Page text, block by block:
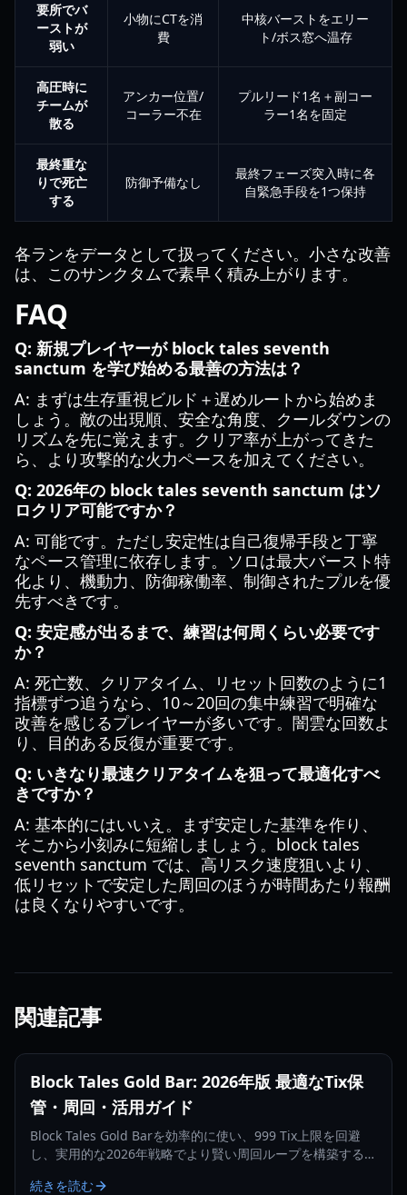
要所でバ
ーストが
弱い
小物にCTを消
費
中核バーストをエリー
ト/ボス窓へ温存
高圧時に
チームが
散る
アンカー位置/
コーラー不在
プルリード1名＋副コー
ラー1名を固定
最終重な
りで死亡
する
防御予備なし
最終フェーズ突入時に各
自緊急手段を1つ保持
各ランをデータとして扱ってください。小さな改善
は、このサンクタムで素早く積み上がります。
FAQ
Q: 新規プレイヤーが block tales seventh
sanctum を学び始める最善の方法は？
A: まずは生存重視ビルド＋遅めルートから始めま
しょう。敵の出現順、安全な角度、クールダウンの
リズムを先に覚えます。クリア率が上がってきた
ら、より攻撃的な火力ペースを加えてください。
Q: 2026年の block tales seventh sanctum はソ
ロクリア可能ですか？
A: 可能です。ただし安定性は自己復帰手段と丁寧
なペース管理に依存します。ソロは最大バースト特
化より、機動力、防御稼働率、制御されたプルを優
先すべきです。
Q: 安定感が出るまで、練習は何周くらい必要です
か？
A: 死亡数、クリアタイム、リセット回数のように1
指標ずつ追うなら、10～20回の集中練習で明確な
改善を感じるプレイヤーが多いです。闇雲な回数よ
り、目的ある反復が重要です。
Q: いきなり最速クリアタイムを狙って最適化すべ
きですか？
A: 基本的にはいいえ。まず安定した基準を作り、
そこから小刻みに短縮しましょう。block tales
seventh sanctum では、高リスク速度狙いより、
低リセットで安定した周回のほうが時間あたり報酬
は良くなりやすいです。
関連記事
Block Tales Gold Bar: 2026年版 最適なTix保
管・周回・活用ガイド
Block Tales Gold Barを効率的に使い、999 Tix上限を回避
し、実用的な2026年戦略でより賢い周回ループを構築する方
続きを読む